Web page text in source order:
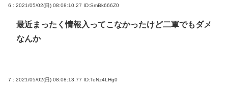
6 : 2021/05/02(日) 08:08:10.27 ID:SmBk666Z0
最近まったく情報入ってこなかったけど二軍でもダメ
なんか
7 : 2021/05/02(日) 08:08:13.77 ID:TeNz4LHg0